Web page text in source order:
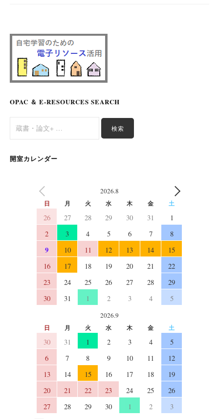
OPAC ＆ E-RESOURCES SEARCH
開室カレンダー
2026.8
日 月 火 水 木 金 土
26 27 28 29 30 31
1
2
3 4 5 6 7 8
9 10 11 12 13 14
15
16
17 18 19 20 21
22
23
24 25 26 27 28
29
30
31 1 2 3 4 5
2026.9
日 月 火 水 木 金 土
30 31 1 2 3 4
5
6
7 8 9 10 11
12
13
14 15 16 17 18
19
20
21 22 23 24 25
26
27
28 29 30 1 2 3